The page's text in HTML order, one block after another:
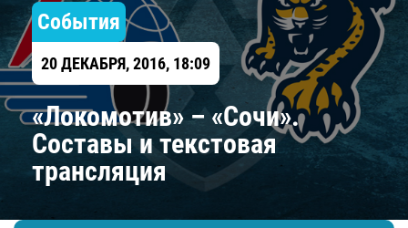
События
20 ДЕКАБРЯ, 2016, 18:09
«Локомотив» – «Сочи».
Составы и текстовая
трансляция